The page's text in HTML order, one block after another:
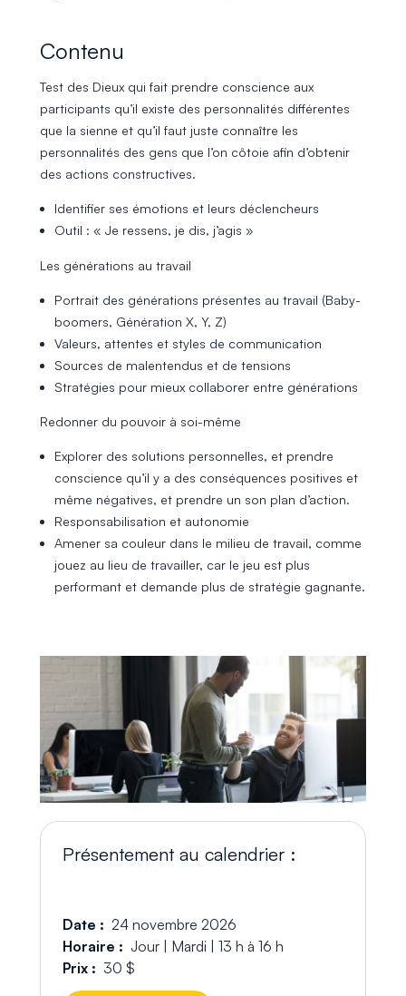
Contenu
Test des Dieux qui fait prendre conscience aux
participants qu’il existe des personnalités différentes
que la sienne et qu’il faut juste connaître les
personnalités des gens que l’on côtoie afin d’obtenir
des actions constructives.
Identifier ses émotions et leurs déclencheurs
Outil : « Je ressens, je dis, j’agis »
Les générations au travail
Portrait des générations présentes au travail (Baby-
boomers, Génération X, Y, Z)
Valeurs, attentes et styles de communication
Sources de malentendus et de tensions
Stratégies pour mieux collaborer entre générations
Redonner du pouvoir à soi-même
Explorer des solutions personnelles, et prendre
conscience qu’il y a des conséquences positives et
même négatives, et prendre un son plan d’action.
Responsabilisation et autonomie
Amener sa couleur dans le milieu de travail, comme
jouez au lieu de travailler, car le jeu est plus
performant et demande plus de stratégie gagnante.
Présentement au calendrier :
Date : 24 novembre 2026
Horaire : Jour | Mardi | 13 h à 16 h
Prix : 30 $